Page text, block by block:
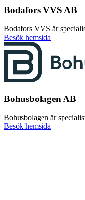
Bodafors VVS AB
Bodafors VVS är
Besök hemsida
Bohusbolagen AB
Bohusbolagen är
Besök hemsida